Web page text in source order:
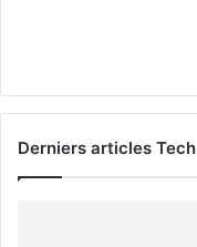
Derniers articles Tech